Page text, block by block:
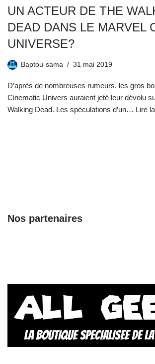
UN ACTEUR DE THE
DEAD DANS LE MARVEL
UNIVERSE?
Baptou-sama 31 mai 2019
D’après de nombreuses rumeurs, les gros
Cinematic Univers auraient jeté leur dévolu
Walking Dead. Les spéculations d’un… Lire
Nos partenaires